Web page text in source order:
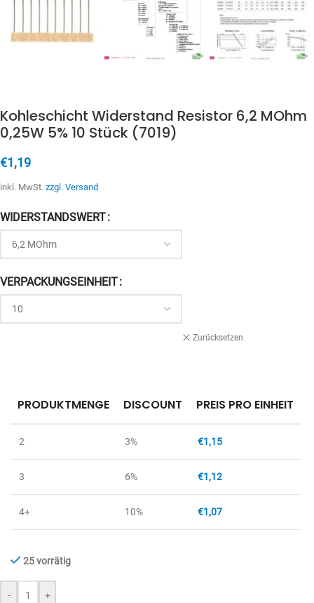
Kohleschicht Widerstand Resistor 6,2 MOhm
0,25W 5% 10 Stück (7019)
€1,19
inkl. MwSt. zzgl. Versand
WIDERSTANDSWERT
VERPACKUNGSEINHEIT
Zurücksetzen
PRODUKTMENGE DISCOUNT PREIS PRO EINHEIT
2 3% €1,15
3 6% €1,12
4+ 10% €1,07
25 vorrätig
- +